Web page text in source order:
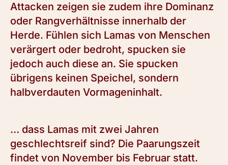
Attacken zeigen sie zudem ihre Dominanz
oder Rangverhältnisse innerhalb der
Herde. Fühlen sich Lamas von Menschen
verärgert oder bedroht, spucken sie
jedoch auch diese an. Sie spucken
übrigens keinen Speichel, sondern
halbverdauten Vormageninhalt.
… dass Lamas mit zwei Jahren
geschlechtsreif sind? Die Paarungszeit
findet von November bis Februar statt.